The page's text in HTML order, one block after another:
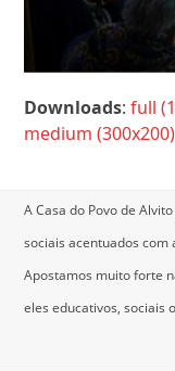
Downloads:full
medium (300x200)
A Casa do Povo de
sociais acentuados
Apostamos muito forte
eles educativos, sociais